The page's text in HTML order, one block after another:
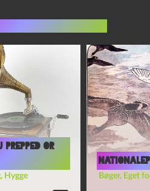
prepped or
, Hygge Bøger, Eget